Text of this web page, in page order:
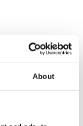
About
bij. Of je nu gaat